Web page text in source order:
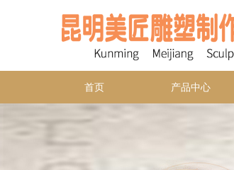
首页 产品中心